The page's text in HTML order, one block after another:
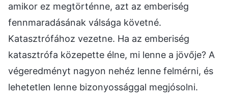
amikor ez megtörténne, azt az emberiség
fennmaradásának válsága követné.
Katasztrófához vezetne. Ha az emberiség
katasztrófa közepette élne, mi lenne a jövője? A
végeredményt nagyon nehéz lenne felmérni, és
lehetetlen lenne bizonyossággal megjósolni.